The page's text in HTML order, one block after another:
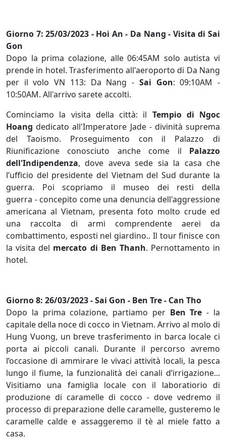
Giorno 7: 25/03/2023 - Hoi An - Da Nang - Visita di Sai
Gon
Dopo la prima colazione, alle 06:45AM solo autista vi
prende in hotel. Trasferimento all'aeroporto di Da Nang
per il volo VN 113: Da Nang - Sai Gon: 09:10AM -
10:50AM. All'arrivo sarete accolti.
Cominciamo la visita della città: il Tempio di Ngoc
Hoang dedicato all'Imperatore Jade - divinità suprema
del Taoismo. Proseguimento con il Palazzo di
Riunificazione conosciuto anche come il Palazzo
dell'Indipendenza, dove aveva sede sia la casa che
l’ufficio del presidente del Vietnam del Sud durante la
guerra. Poi scopriamo il museo dei resti della
guerra - concepito come una denuncia dell'aggressione
americana al Vietnam, presenta foto molto crude ed
una raccolta di armi comprendente aerei da
combattimento, esposti nel giardino.. Il tour finisce con
la visita del mercato di Ben Thanh. Pernottamento in
hotel.
Giorno 8: 26/03/2023 - Sai Gon - Ben Tre - Can Tho
Dopo la prima colazione, partiamo per Ben Tre- la
capitale della noce di cocco in Vietnam. Arrivo al molo di
Hung Vuong, un breve trasferimento in barca locale ci
porta ai piccoli canali. Durante il percorso avremo
l’occasione di ammirare le vivaci attività locali, la pesca
lungo il fiume, la funzionalità dei canali d’irrigazione...
Visitiamo una famiglia locale con il laboratiorio di
produzione di caramelle di cocco - dove vedremo il
processo di preparazione delle caramelle, gusteremo le
caramelle calde e assaggeremo il tè al miele fatto a
casa.